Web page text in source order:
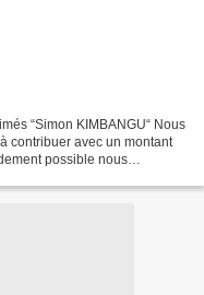
“Simon KIMBANGU“ Nous
contribuer avec un montant
possible nous